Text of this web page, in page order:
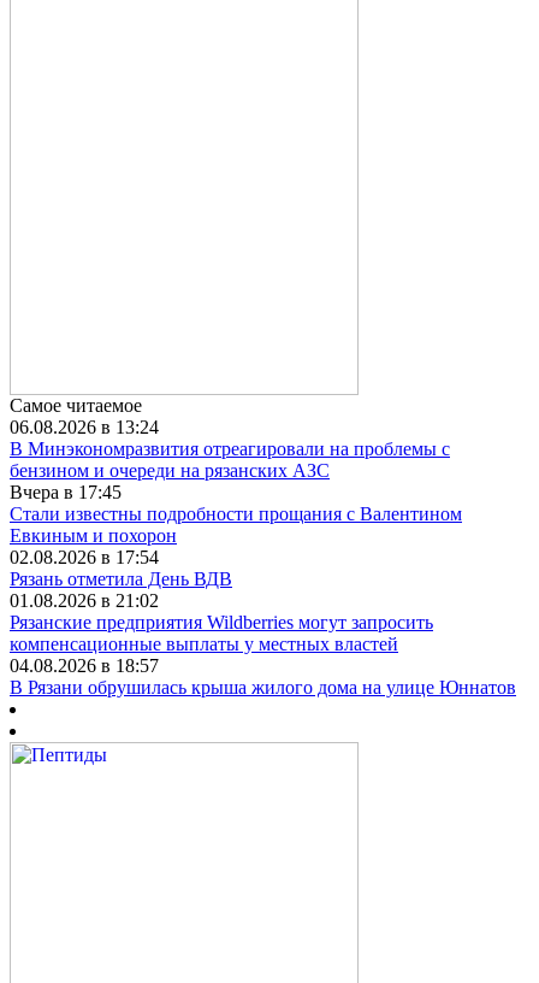
Самое читаемое
06.08.2026 в 13:24
В Минэкономразвития отреагировали на проблемы с
бензином и очереди на рязанских АЗС
Вчера в 17:45
Стали известны подробности прощания с Валентином
Евкиным и похорон
02.08.2026 в 17:54
Рязань отметила День ВДВ
01.08.2026 в 21:02
Рязанские предприятия Wildberries могут запросить
компенсационные выплаты у местных властей
04.08.2026 в 18:57
В Рязани обрушилась крыша жилого дома на улице Юннатов